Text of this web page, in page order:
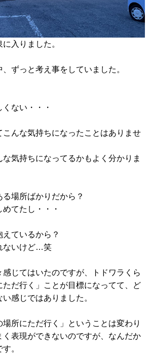
入りました。
ずっと考え事をしていました。
ない・・・
こんな気持ちになったことはありませ
気持ちになってるかもよく分かりま
場所ばかりだから？
てたし・・・
ているから？
ないけど…笑
じてはいたのですが、トドワラくら
ただ行く」ことが目標になってて、ど
感じではありました。
所にただ行く」ということは変わり
く表現ができないのですが、なんだか
。